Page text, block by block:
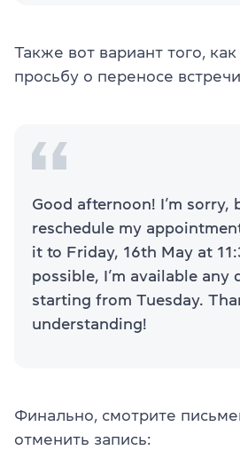
Также вот вариант того,
просьбу о переносе
Good afternoon! I’m sorry,
reschedule my
it to Friday, 16th May at
possible, I’m available any
starting from Tuesday.
understanding!
Финально, смотрите
отменить запись: